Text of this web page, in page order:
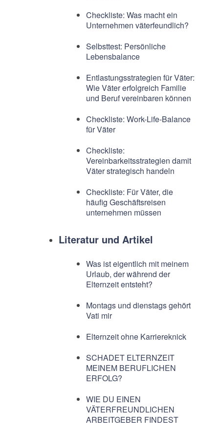
Checkliste: Was macht ein
Unternehmen väterfeundlich?
Selbsttest: Persönliche
Lebensbalance
Entlastungsstrategien für Väter:
Wie Väter erfolgreich Familie
und Beruf vereinbaren können
Checkliste: Work-Life-Balance
für Väter
Checkliste:
Vereinbarkeitsstrategien damit
Väter strategisch handeln
Checkliste: Für Väter, die
häufig Geschäftsreisen
unternehmen müssen
Literatur und Artikel
Was ist eigentlich mit meinem
Urlaub, der während der
Elternzeit entsteht?
Montags und dienstags gehört
Vati mir
Elternzeit ohne Karriereknick
SCHADET ELTERNZEIT
MEINEM BERUFLICHEN
ERFOLG?
WIE DU EINEN
VÄTERFREUNDLICHEN
ARBEITGEBER FINDEST